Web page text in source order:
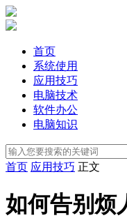
首页
系统使用
应用技巧
电脑技术
软件办公
电脑知识
首页 应用技巧 正文
如何告别烦